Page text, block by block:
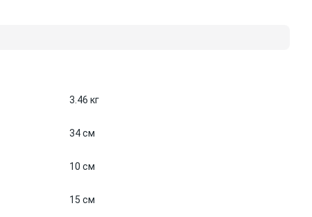
3.46 кг
34 см
10 см
15 см